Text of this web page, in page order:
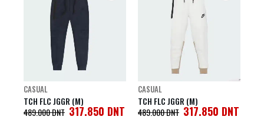
CASUAL
TCH FLC JGGR (M)
489.000DNT 317.850 DNT
CASUAL
TCH FLC JGGR (M)
489.000DNT 317.850 DNT